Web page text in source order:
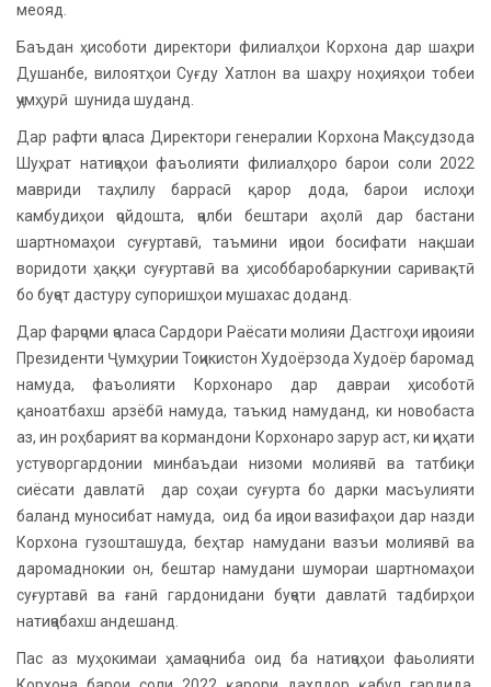
меояд.
Баъдан ҳисоботи директори филиалҳои Корхона дар шаҳри
Душанбе, вилоятҳои Суғду Хатлон ва шаҳру ноҳияҳои тобеи
ҷумҳурӣ шунида шуданд.
Дар рафти ҷаласа Директори генералии Корхона Мақсудзода
Шуҳрат натиҷаҳои фаъолияти филиалҳоро барои соли 2022
мавриди таҳлилу баррасӣ қарор дода, барои ислоҳи
камбудиҳои ҷойдошта, ҷалби бештари аҳолӣ дар бастани
шартномаҳои суғуртавӣ, таъмини иҷрои босифати нақшаи
воридоти ҳаққи суғуртавӣ ва ҳисоббаробаркунии саривақтӣ
бо буҷет дастуру супоришҳои мушахас доданд.
Дар фарҷоми ҷаласа Сардори Раёсати молияи Дастгоҳи иҷроияи
Президенти Ҷумҳурии Тоҷикистон Худоёрзода Худоёр баромад
намуда, фаъолияти Корхонаро дар давраи ҳисоботӣ
қаноатбахш арзёбӣ намуда, таъкид намуданд, ки новобаста
аз, ин роҳбарият ва кормандони Корхонаро зарур аст, ки ҷиҳати
устуворгардонии минбаъдаи низоми молиявӣ ва татбиқи
сиёсати давлатӣ дар соҳаи суғурта бо дарки масъулияти
баланд муносибат намуда, оид ба иҷрои вазифаҳои дар назди
Корхона гузошташуда, беҳтар намудани вазъи молиявӣ ва
даромаднокии он, бештар намудани шумораи шартномаҳои
суғуртавӣ ва ғанӣ гардонидани буҷети давлатӣ тадбирҳои
натиҷабахш андешанд.
Пас аз муҳокимаи ҳамаҷониба оид ба натиҷаҳои фаьолияти